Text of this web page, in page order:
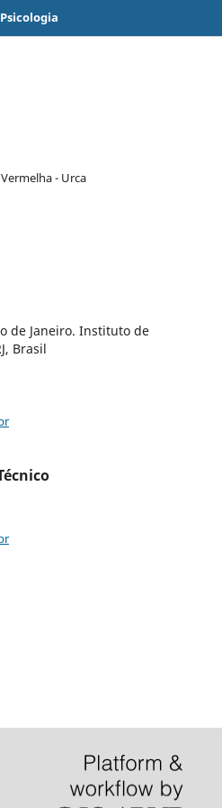
- Urca
de Janeiro. Instituto de
Brasil